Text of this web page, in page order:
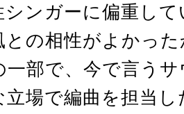
シンガーに偏重し
との相性がよかっ
一部で、今で言う
立場で編曲を担当